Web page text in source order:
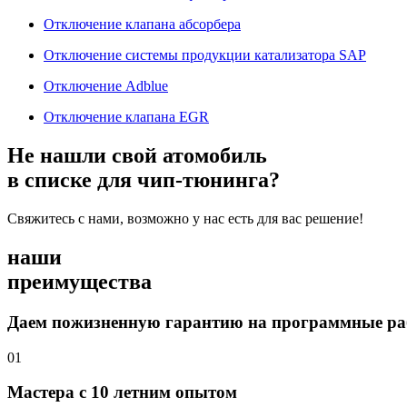
Отключение клапана абсорбера
Отключение системы продукции катализатора SAP
Отключение Adblue
Отключение клапана EGR
Не нашли свой атомобиль
в списке для чип-тюнинга?
Свяжитесь с нами, возможно у нас есть для вас решение!
наши
преимущества
Даем пожизненную гарантию на программные
01
Мастера с 10 летним опытом